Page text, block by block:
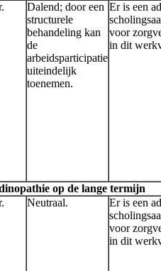
Dalend; door een
structurele
behandeling kan
de
arbeidsparticipatie
uiteindelijk
toenemen.
Er is een
voor
in dit
op de lange termijn
Neutraal.
Er is een
voor
in dit